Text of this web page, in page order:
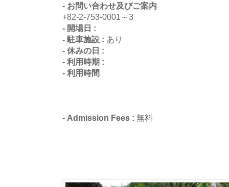
- お問い合わせ及びご案内
+82-2-753-0001～3
- 開場日 :
- 駐車施設 : あり
- 休みの日 :
- 利用時期 :
- 利用時間
- Admission Fees : 無料